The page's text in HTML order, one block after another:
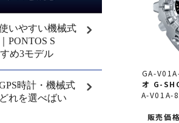
GA-
オ G-
A-V01A-
販売価